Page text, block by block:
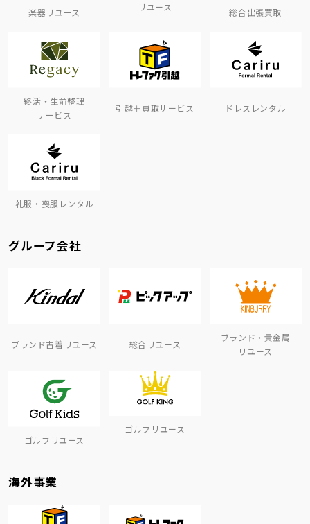
楽器リユース
リユース
総合出張買取
終活・生前整理
サービス
引越＋買取サービス ドレスレンタル
礼服・喪服レンタル
グループ会社
ブランド古着リユース 総合リユース
ブランド・貴金属
リユース
ゴルフリユース
ゴルフリユース
海外事業